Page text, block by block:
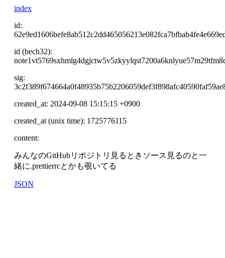
index
id:
id (bech32):
sig:
created_at: 2024-09-08 15:15:15 +0900
created_at (unix time): 1725776115
content:
みんなのGitHubリポジトリ見るときソース見るのと一
緒に.prettierrcとかも覗いてる
JSON